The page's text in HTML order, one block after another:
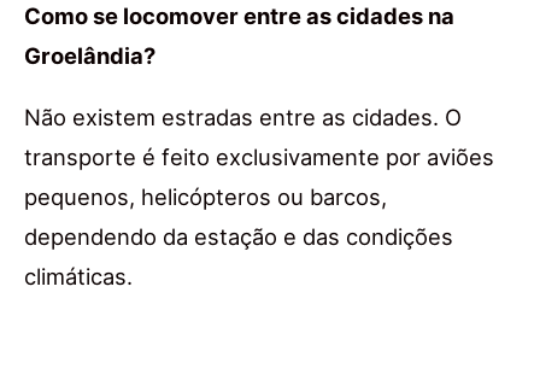
Como se locomover entre as cidades na
Groelândia?
Não existem estradas entre as cidades. O
transporte é feito exclusivamente por aviões
pequenos, helicópteros ou barcos,
dependendo da estação e das condições
climáticas.